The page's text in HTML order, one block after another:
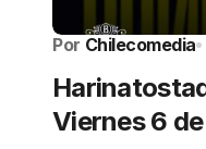
Por Chilecomedia
Viernes 6